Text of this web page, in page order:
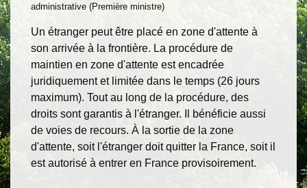
administrative (Première ministre)
Un étranger peut être placé en zone d'attente à
son arrivée à la frontière. La procédure de
maintien en zone d'attente est encadrée
juridiquement et limitée dans le temps (26 jours
maximum). Tout au long de la procédure, des
droits sont garantis à l'étranger. Il bénéficie aussi
de voies de recours. À la sortie de la zone
d'attente, soit l'étranger doit quitter la France, soit il
est autorisé à entrer en France provisoirement.